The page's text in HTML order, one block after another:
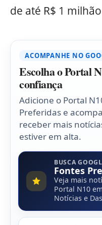
de até R$ 1
ACOMPANHE NO
Escolha o Portal
confiança
Adicione o Portal
Preferidas e
receber mais
estiver em alta.
BUSCA
Fontes
Veja mais
Portal N10
Notícias e